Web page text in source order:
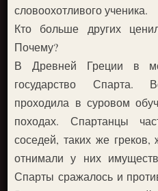
словоохотливого ученика.
Кто больше других
Почему?
В Древней Греции в
государство Спарта.
проходила в суровом
походах. Спартанцы
соседей, таких же
отнимали у них
Спарты сражалось и